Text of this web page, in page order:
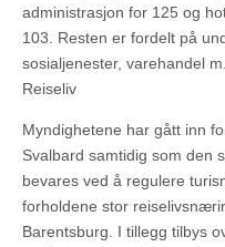
administrasjon for 125 og
103. Resten er fordelt på
sosialjenester, varehandel
Reiseliv
Myndighetene har gått inn
Svalbard samtidig som den
bevares ved å regulere
forholdene stor
Barentsburg. I tillegg tilbys